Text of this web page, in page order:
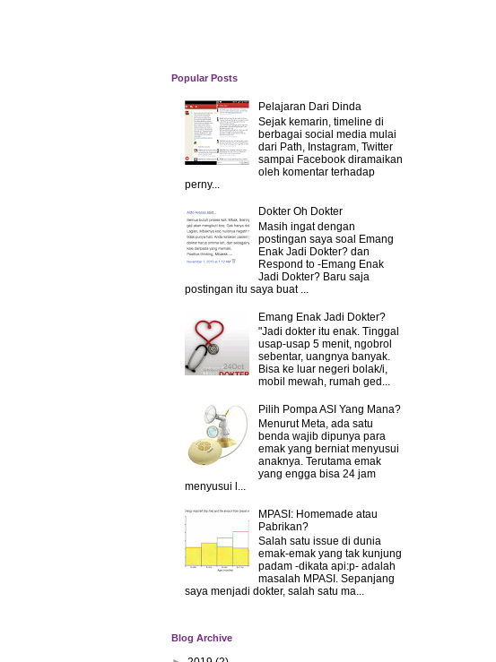
Popular Posts
Pelajaran Dari Dinda
Sejak kemarin, timeline di
berbagai social media mulai
dari Path, Instagram, Twitter
sampai Facebook diramaikan
oleh komentar terhadap
perny...
Dokter Oh Dokter
Masih ingat dengan
postingan saya soal Emang
Enak Jadi Dokter? dan
Respond to -Emang Enak
Jadi Dokter? Baru saja
postingan itu saya buat ...
Emang Enak Jadi Dokter?
"Jadi dokter itu enak. Tinggal
usap-usap 5 menit, ngobrol
sebentar, uangnya banyak.
Bisa ke luar negeri bolak/i,
mobil mewah, rumah ged...
Pilih Pompa ASI Yang Mana?
Menurut Meta, ada satu
benda wajib dipunya para
emak yang berniat menyusui
anaknya. Terutama emak
yang engga bisa 24 jam
menyusui l...
MPASI: Homemade atau
Pabrikan?
Salah satu issue di dunia
emak-emak yang tak kunjung
padam -dikata api:p- adalah
masalah MPASI. Sepanjang
saya menjadi dokter, salah satu ma...
Blog Archive